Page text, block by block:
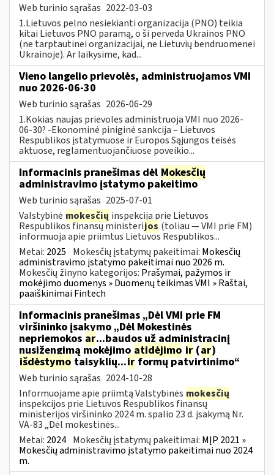
Web turinio sąrašas 2022-03-03
1.Lietuvos pelno nesiekianti organizacija (PNO) teikia
kitai Lietuvos PNO paramą, o ši perveda Ukrainos PNO
(ne tarptautinei organizacijai, ne Lietuvių bendruomenei
Ukrainoje). Ar laikysime, kad...
Vieno langelio prievolės, administruojamos VMI
nuo 2026-06-30
Web turinio sąrašas 2026-06-29
1.Kokias naujas prievoles administruoja VMI nuo 2026-
06-30? -Ekonominė piniginė sankcija – Lietuvos
Respublikos įstatymuose ir Europos Sąjungos teisės
aktuose, reglamentuojančiuose poveikio...
Informacinis pranešimas dėl Mokesčių
administravimo įstatymo pakeitimo
Web turinio sąrašas 2025-07-01
Valstybinė mokesčių inspekcija prie Lietuvos
Respublikos finansų ministerijos (toliau — VMI prie FM)
informuoja apie priimtus Lietuvos Respublikos...
Metai: 2025 Mokesčių įstatymų pakeitimai: Mokesčių
administravimo įstatymo pakeitimai nuo 2026 m.
Mokesčių žinyno kategorijos: Prašymai, pažymos ir
mokėjimo duomenys » Duomenų teikimas VMI » Raštai,
paaiškinimai Fintech
Informacinis pranešimas „Dėl VMI prie FM
viršininko įsakymo „Dėl Mokestinės
nepriemokos ar...baudos už administracinį
nusižengimą mokėjimo atidėjimo ir (ar)
išdėstymo taisyklių...irformų patvirtinimo“
Web turinio sąrašas 2024-10-28
Informuojame apie priimtą Valstybinės mokesčių
inspekcijos prie Lietuvos Respublikos finansų
ministerijos viršininko 2024 m. spalio 23 d. įsakymą Nr.
VA-83 „Dėl mokestinės...
Metai: 2024 Mokesčių įstatymų pakeitimai: MĮP 2021 »
Mokesčių administravimo įstatymo pakeitimai nuo 2024
m.